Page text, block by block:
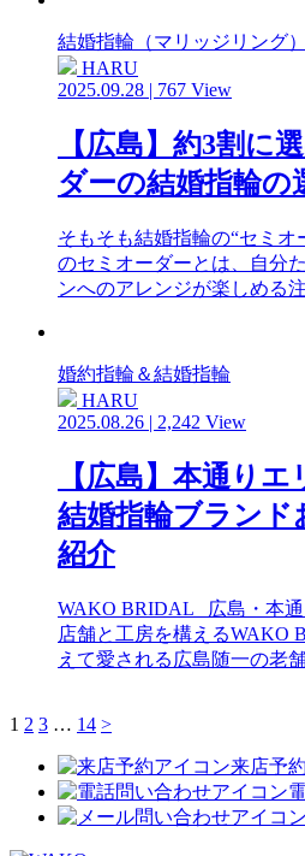
結婚指輪（マリッジリング）
HARU
2025.09.28 | 767 View
【広島】約3割に
ダーの結婚指輪の
そもそも結婚指輪の“セミ
のセミオーダーとは、自分
ンへのアレンジが楽しめる
婚約指輪＆結婚指輪
HARU
2025.08.26 | 2,242 View
【広島】本通りエ
結婚指輪ブランド
紹介
WAKO BRIDAL 広島・本
店舗と工房を構えるWAKO
えて愛される広島随一の老
1 2 3 … 14 >
来店予約